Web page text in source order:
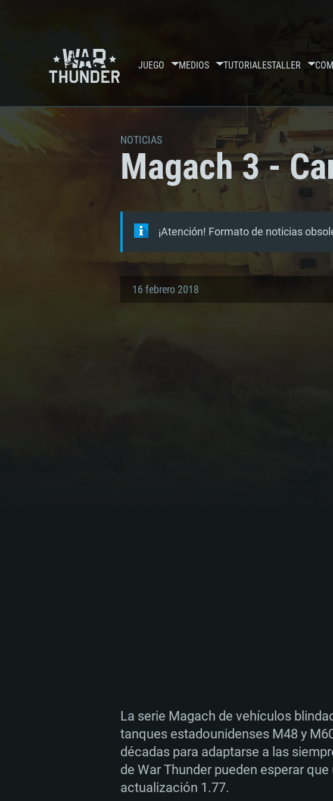
JUEGO MEDIOS TUTORIALESTALLER
NOTICIAS
Magach 3 -
¡Atención! Formato de noticias
16 febrero 2018
La serie Magach de vehículos
tanques estadounidenses M48 y
décadas para adaptarse a las
de War Thunder pueden esperar
actualización 1.77.